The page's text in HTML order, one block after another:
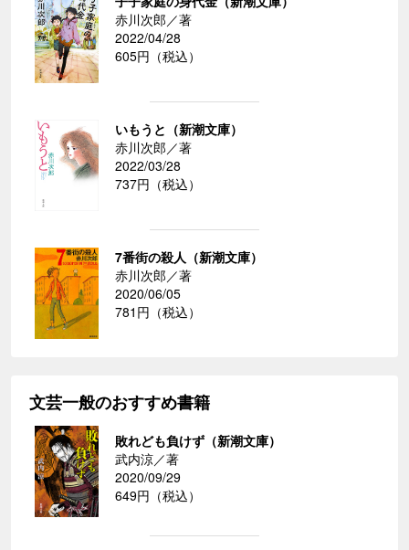
赤川次郎／著
2022/04/28
605円（税込）
いもうと（新潮文庫）
赤川次郎／著
2022/03/28
737円（税込）
7番街の殺人（新潮文庫）
赤川次郎／著
2020/06/05
781円（税込）
文芸一般のおすすめ書籍
敗れども負けず（新潮文庫）
武内涼／著
2020/09/29
649円（税込）